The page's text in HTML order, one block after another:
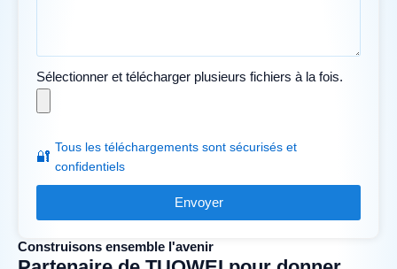
Construisons ensemble l'avenir
Sélectionner et télécharger plusieurs fichiers à la fois.
🔐
Tous les téléchargements sont sécurisés et
confidentiels
Envoyer